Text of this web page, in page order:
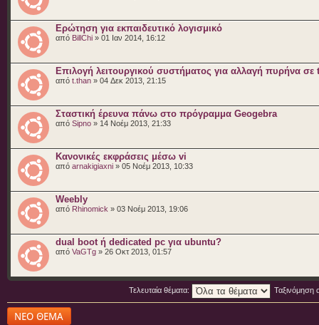
Ερώτηση για εκπαιδευτικό λογισμικό
από BillChi » 01 Ιαν 2014, 16:12
Επιλογή λειτουργικού συστήματος για αλλαγή πυρήνα σε
από t.than » 04 Δεκ 2013, 21:15
Σταστική έρευνα πάνω στο πρόγραμμα Geogebra
από Sipno » 14 Νοέμ 2013, 21:33
Κανονικές εκφράσεις μέσω vi
από arnakigiaxni » 05 Νοέμ 2013, 10:33
Weebly
από Rhinomick » 03 Νοέμ 2013, 19:06
dual boot ή dedicated pc για ubuntu?
από VaGTg » 26 Οκτ 2013, 01:57
Τελευταία θέματα: Ταξινόμηση
Δημιουργία νέου
θέματος